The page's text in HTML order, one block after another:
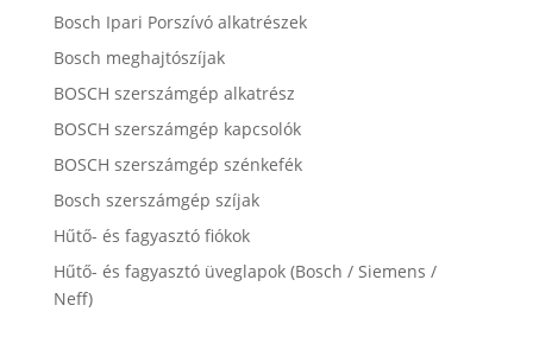
Bosch Ipari Porszívó alkatrészek
Bosch meghajtószíjak
BOSCH szerszámgép alkatrész
BOSCH szerszámgép kapcsolók
BOSCH szerszámgép szénkefék
Bosch szerszámgép szíjak
Hűtő- és fagyasztó fiókok
Hűtő- és fagyasztó üveglapok (Bosch / Siemens /
Neff)